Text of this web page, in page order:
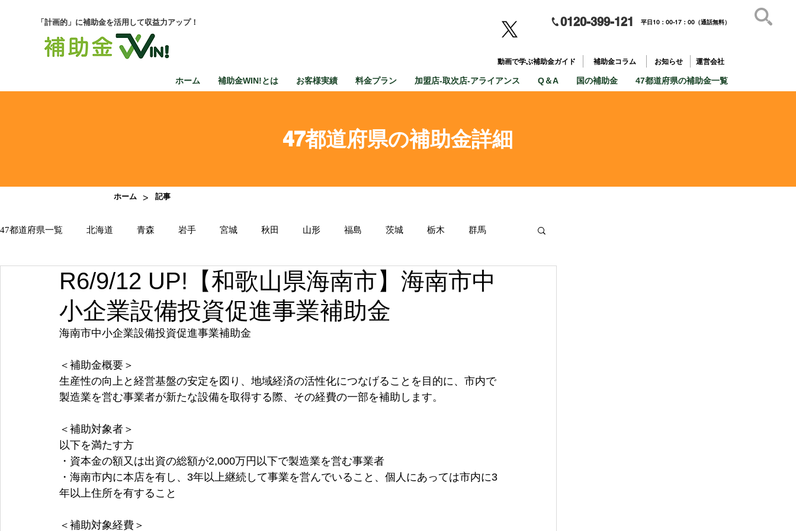
「計画的」に補助金を活用して収益力アップ！ 0120-399-121 平日10：00-17：00（通話無料）
動画で学ぶ補助金ガイド 補助金コラム お知らせ 運営会社
ホーム 補助金WIN!とは お客様実績 料金プラン 加盟店-取次店-アライアンス Q＆A 国の補助金 47都道府県の補助金一覧
47都道府県の補助金詳細
ホーム > 記事
47都道府県一覧 北海道 青森 岩手 宮城 秋田 山形 福島 茨城 栃木 群馬
千葉 東京 神奈川 新潟 富山 石川 福井 山梨 長野 岐阜 静岡
三重 滋賀 京都 大阪 兵庫 奈良 和歌山
R6/9/12 UP!【和歌山県海南市】海南市中
小企業設備投資促進事業補助金
海南市中小企業設備投資促進事業補助金
＜補助金概要＞
生産性の向上と経営基盤の安定を図り、地域経済の活性化につなげることを目的に、市内で
製造業を営む事業者が新たな設備を取得する際、その経費の一部を補助します。
＜補助対象者＞
以下を満たす方
・資本金の額又は出資の総額が2,000万円以下で製造業を営む事業者
・海南市内に本店を有し、3年以上継続して事業を営んでいること、個人にあっては市内に3
年以上住所を有すること
＜補助対象経費＞